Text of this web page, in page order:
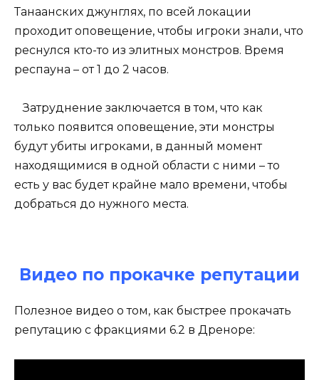
Танаанских джунглях, по всей локации
проходит оповещение, чтобы игроки знали, что
реснулся кто-то из элитных монстров. Время
респауна – от 1 до 2 часов.
Затруднение заключается в том, что как
только появится оповещение, эти монстры
будут убиты игроками, в данный момент
находящимися в одной области с ними – то
есть у вас будет крайне мало времени, чтобы
добраться до нужного места.
Видео по прокачке репутации
Полезное видео о том, как быстрее прокачать
репутацию с фракциями 6.2 в Дреноре: